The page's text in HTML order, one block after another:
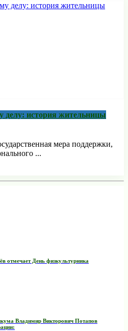
делу: история жительницы
мера поддержки,
...
отмечает День физкультурника
Владимир Викторович Потапов